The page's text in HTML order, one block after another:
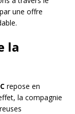
une offre
la
repose en
la compagnie